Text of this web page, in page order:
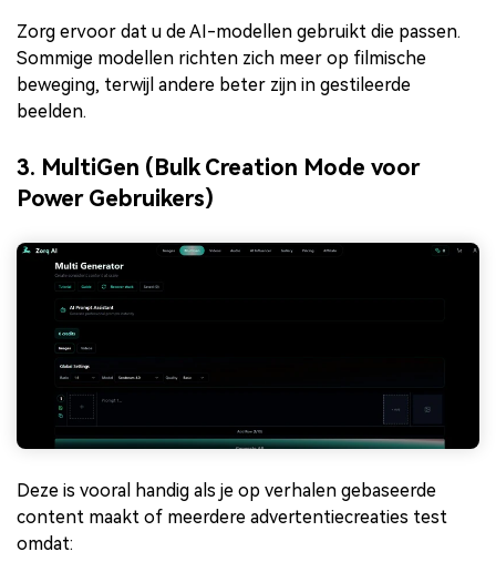
Zorg ervoor dat u de AI-modellen gebruikt die passen.
Sommige modellen richten zich meer op filmische
beweging, terwijl andere beter zijn in gestileerde
beelden.
3. MultiGen (Bulk Creation Mode voor
Power Gebruikers)
Deze is vooral handig als je op verhalen gebaseerde
content maakt of meerdere advertentiecreaties test
omdat: